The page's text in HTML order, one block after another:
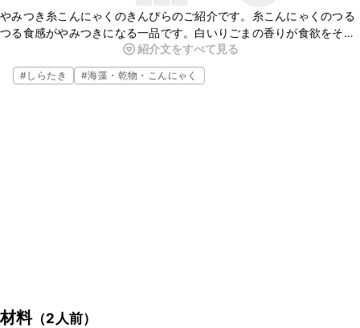
やみつき糸こんにゃくのきんぴらのご紹介です。糸こんにゃくのつる
つる食感がやみつきになる一品です。白いりごまの香りが食欲をそそ
ります。手軽に揃う材料で簡単に作れるので、ごはんのおかずやお酒
のおつまみにおすすめですよ。ぜひお試しくださいね。
紹介文をすべて見る
#しらたき #海藻・乾物・こんにゃく
材料（2人前）